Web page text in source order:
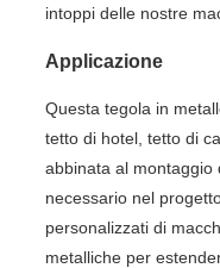
intoppi delle nostre
Applicazione
Questa tegola in
tetto di hotel, tetto di
abbinata al montaggio
necessario nel
personalizzati di
metalliche per